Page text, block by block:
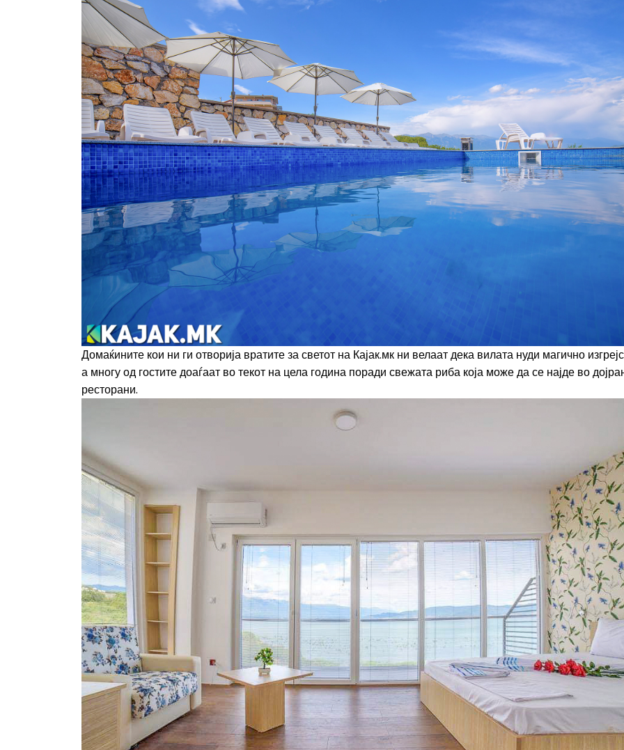
Домаќините кои ни ги отворија вратите за светот на Кајак.мк ни велаат дека вилата нуди магично
а многу од гостите доаѓаат во текот на цела година поради свежата риба која може да се најде во
ресторани.